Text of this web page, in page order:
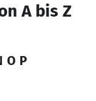
A bis Z
O P